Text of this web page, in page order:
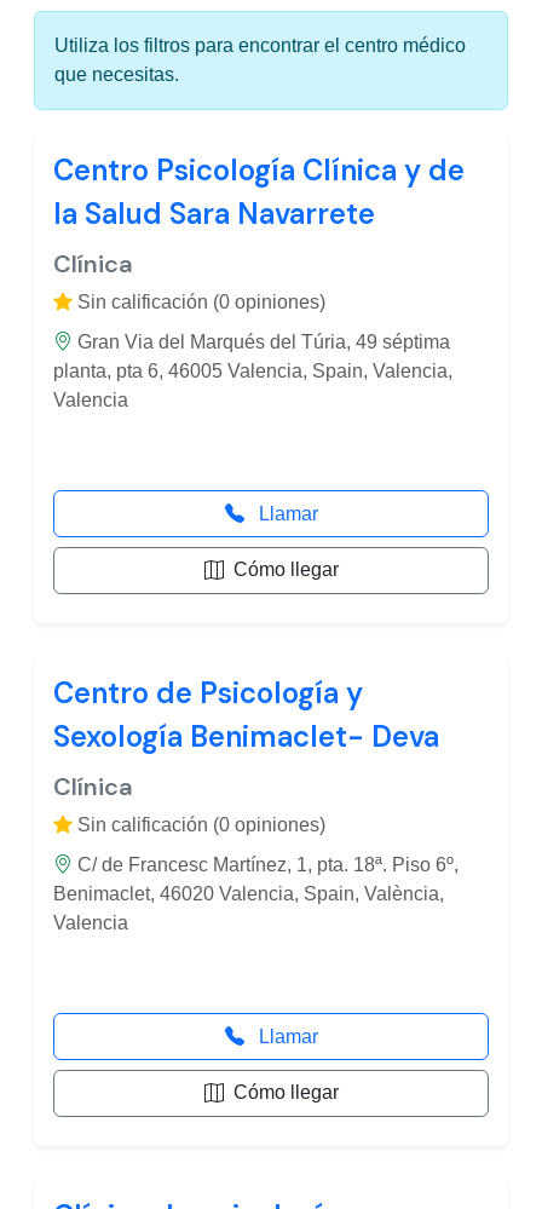
Utiliza los filtros para encontrar el centro médico
que necesitas.
Centro Psicología Clínica y de
la Salud Sara Navarrete
Clínica
Sin calificación (0 opiniones)
Gran Via del Marqués del Túria, 49 séptima
planta, pta 6, 46005 Valencia, Spain, Valencia,
Valencia
Llamar
Cómo llegar
Centro de Psicología y
Sexología Benimaclet- Deva
Clínica
Sin calificación (0 opiniones)
C/ de Francesc Martínez, 1, pta. 18ª. Piso 6º,
Benimaclet, 46020 Valencia, Spain, València,
Valencia
Llamar
Cómo llegar